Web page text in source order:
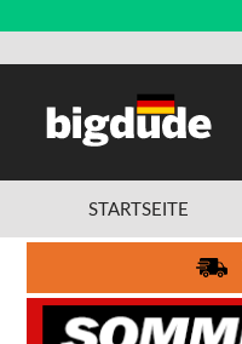
STARTSEITE